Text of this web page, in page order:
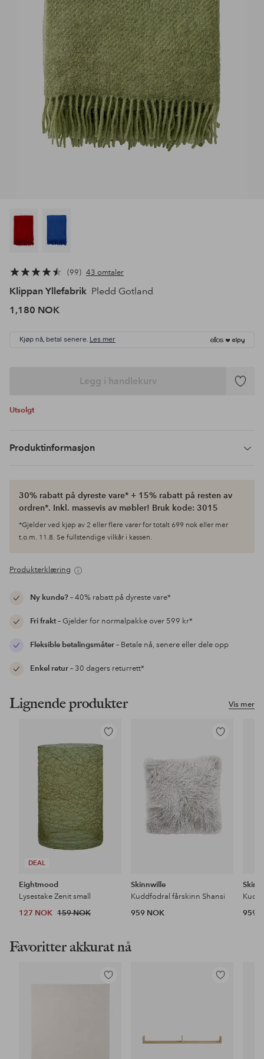
99 43 omtaler
Klippan Yllefabrik Pledd Gotland
1,180 NOK
Kjøp nå, betal senere. Les mer
Legg i handlekurv
Legg
Utsolgt
Produktinformasjon
30% rabatt på dyreste vare* + 15% rabatt på resten av
ordren*. Inkl. massevis av møbler! Bruk kode: 3015
*Gjelder ved kjøp av 2 eller flere varer for totalt 699 nok eller mer
t.o.m. 11.8. Se fullstendige vilkår i kassen.
Produkterklæring
Ny kunde?– 40% rabatt på dyreste vare*
Fri frakt– Gjelder for normalpakke over 599 kr*
Fleksible betalingsmåter– Betale nå, senere eller dele opp
Enkel retur– 30 dagers returrett*
Vis mer
Lignende produkter
DEAL
Legg
til
favoritter
Eightmood
Lysestake Zenit small
127 NOK 159 NOK
Legg
favoritter
Skinnwille
Kuddfodral fårskinn Shansi
959 NOK
959
Favoritter akkurat nå
Legg
Legg